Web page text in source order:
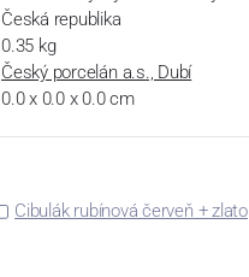
Česká republika
0.35 kg
Český porcelán a.s., Dubí
0.0 x 0.0 x 0.0 cm
Cibulák rubínová červeň + zlato